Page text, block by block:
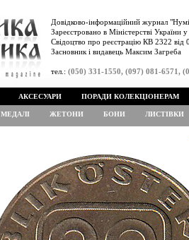
Довідково-інформаційний журнал
Зареєстровано в Міністерстві України
Свідоцтво про реєстрацію КВ 2322 від
Засновник і видавець Максим Загреба
тел.: (050) 331-1550, (097) 081-6571,
АКСЕСУАРИ ПОРАДИ КОЛЕКЦІОНЕРАМ
МЕДАЛІ ЖЕТОНИ БОНИ ЛИСТІВКИ